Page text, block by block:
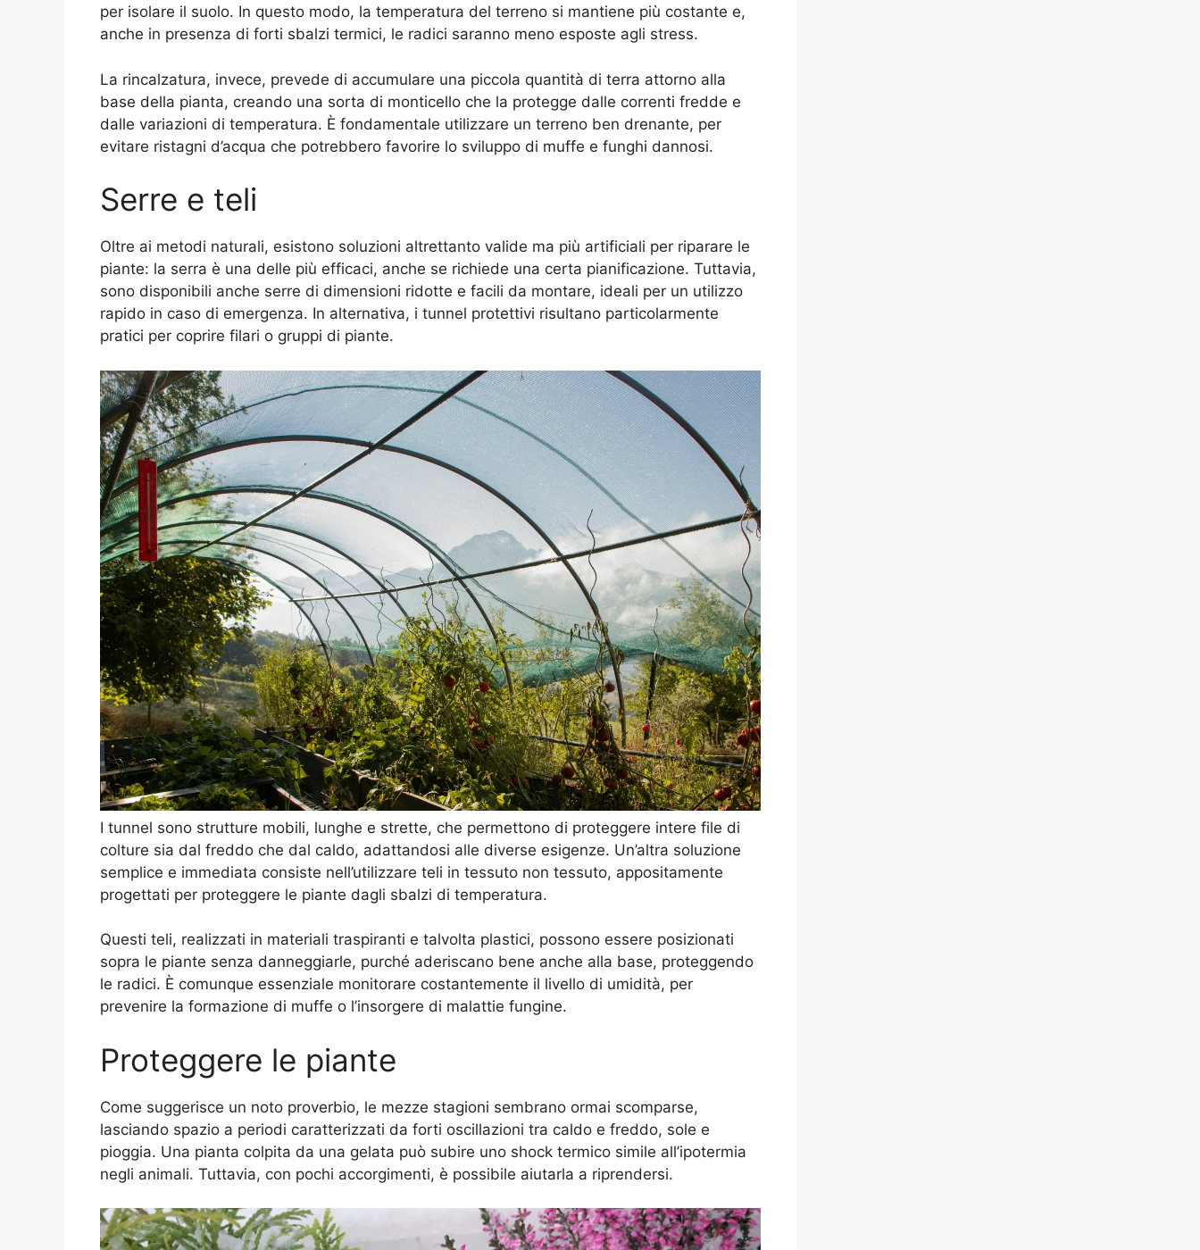
per isolare il suolo. In questo modo, la temperatura del terreno si mantiene più costante e,
anche in presenza di forti sbalzi termici, le radici saranno meno esposte agli stress.
La rincalzatura, invece, prevede di accumulare una piccola quantità di terra attorno alla
base della pianta, creando una sorta di monticello che la protegge dalle correnti fredde e
dalle variazioni di temperatura. È fondamentale utilizzare un terreno ben drenante, per
evitare ristagni d’acqua che potrebbero favorire lo sviluppo di muffe e funghi dannosi.
Serre e teli
Oltre ai metodi naturali, esistono soluzioni altrettanto valide ma più artificiali per riparare le
piante: la serra è una delle più efficaci, anche se richiede una certa pianificazione. Tuttavia,
sono disponibili anche serre di dimensioni ridotte e facili da montare, ideali per un utilizzo
rapido in caso di emergenza. In alternativa, i tunnel protettivi risultano particolarmente
pratici per coprire filari o gruppi di piante.
I tunnel sono strutture mobili, lunghe e strette, che permettono di proteggere intere file di
colture sia dal freddo che dal caldo, adattandosi alle diverse esigenze. Un’altra soluzione
semplice e immediata consiste nell’utilizzare teli in tessuto non tessuto, appositamente
progettati per proteggere le piante dagli sbalzi di temperatura.
Questi teli, realizzati in materiali traspiranti e talvolta plastici, possono essere posizionati
sopra le piante senza danneggiarle, purché aderiscano bene anche alla base, proteggendo
le radici. È comunque essenziale monitorare costantemente il livello di umidità, per
prevenire la formazione di muffe o l’insorgere di malattie fungine.
Proteggere le piante
Come suggerisce un noto proverbio, le mezze stagioni sembrano ormai scomparse,
lasciando spazio a periodi caratterizzati da forti oscillazioni tra caldo e freddo, sole e
pioggia. Una pianta colpita da una gelata può subire uno shock termico simile all’ipotermia
negli animali. Tuttavia, con pochi accorgimenti, è possibile aiutarla a riprendersi.